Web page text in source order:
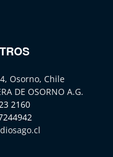
Osorno, Chile
DE OSORNO A.G.
2160